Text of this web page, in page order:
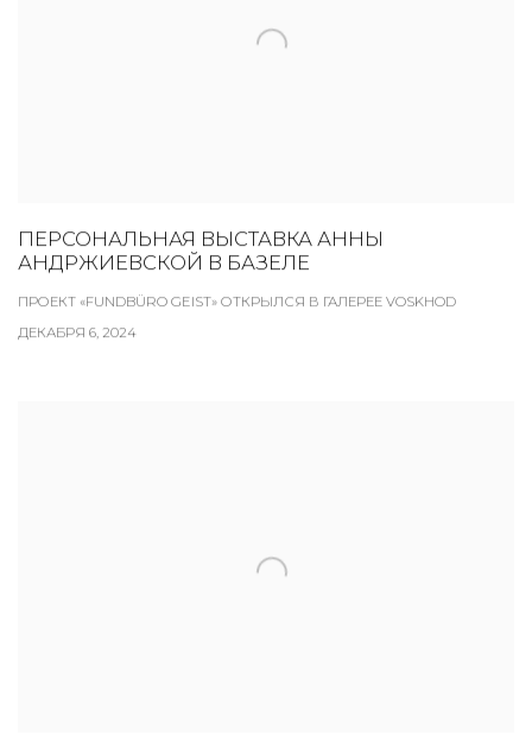
ПЕРСОНАЛЬНАЯ ВЫСТАВКА АННЫ
АНДРЖИЕВСКОЙ В БАЗЕЛЕ
ПРОЕКТ «FUNDBÜRO GEIST» ОТКРЫЛСЯ В ГАЛЕРЕЕ VOSKHOD
ДЕКАБРЯ 6, 2024